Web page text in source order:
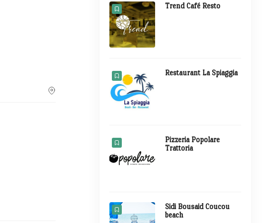
Trend Café Resto
Restaurant La Spiaggia
Pizzeria Popolare
Trattoria
Sidi Bousaid Coucou
beach